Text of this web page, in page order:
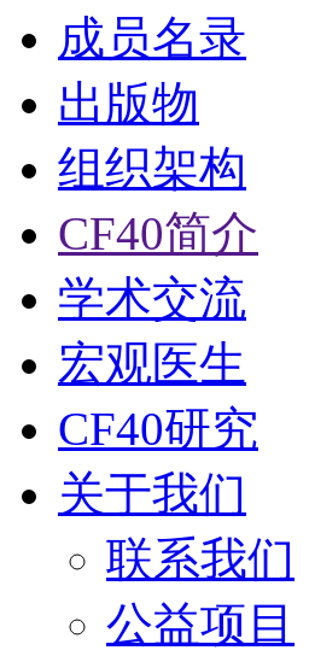
成员名录
出版物
组织架构
CF40简介
学术交流
宏观医生
CF40研究
关于我们
联系我们
公益项目